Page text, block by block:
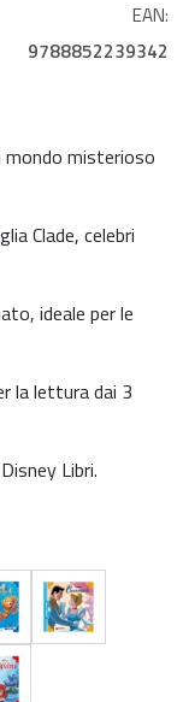
EAN:
9788852239342
mondo misterioso
Clade, celebri
ideale per le
la lettura dai 3
Libri.